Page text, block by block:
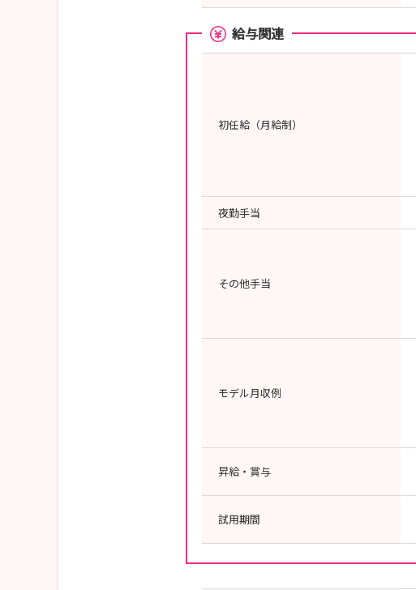
給与関連
初任給（月給制）
夜勤手当
その他手当
モデル月収例
昇給・賞与
試用期間